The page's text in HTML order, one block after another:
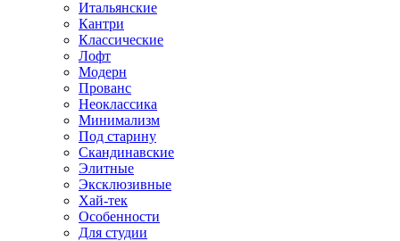
Итальянские
Кантри
Классические
Лофт
Модерн
Прованс
Неоклассика
Минимализм
Под старину
Скандинавские
Элитные
Эксклюзивные
Хай-тек
Особенности
Для студии